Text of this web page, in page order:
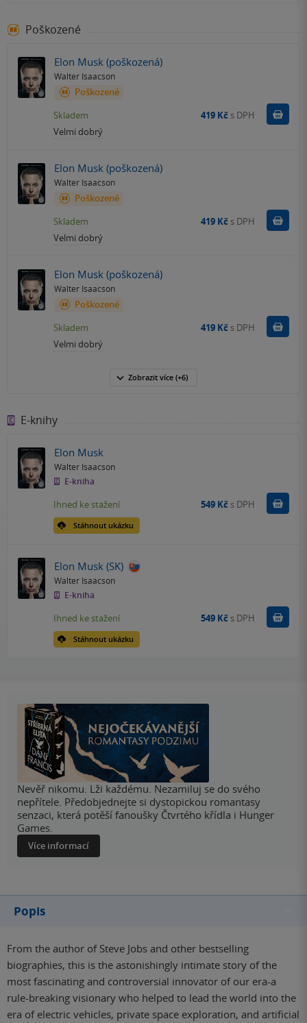
Poškozené
Elon Musk (poškozená)
Walter Isaacson
Poškozené
Velmi dobrý
Skladem 419 Kč s DPH
Elon Musk (poškozená)
Walter Isaacson
Poškozené
Velmi dobrý
Skladem 419 Kč s DPH
Elon Musk (poškozená)
Walter Isaacson
Poškozené
Velmi dobrý
Skladem 419 Kč s DPH
Zobrazit více (+6)
E-knihy
Elon Musk
Walter Isaacson
E-kniha
Stáhnout ukázku
Ihned ke stažení 549 Kč s DPH Koupit
Elon Musk (SK)
Walter Isaacson
E-kniha
Stáhnout ukázku
Ihned ke stažení 549 Kč s DPH Koupit
Nevěř nikomu. Lži každému. Nezamiluj se do svého
nepřítele. Předobjednejte si dystopickou romantasy
senzaci, která potěší fanoušky Čtvrtého křídla i Hunger
Games.
Více informací
Popis
From the author of Steve Jobs and other bestselling
biographies, this is the astonishingly intimate story of the
most fascinating and controversial innovator of our era-a
rule-breaking visionary who helped to lead the world into the
era of electric vehicles, private space exploration, and artificial